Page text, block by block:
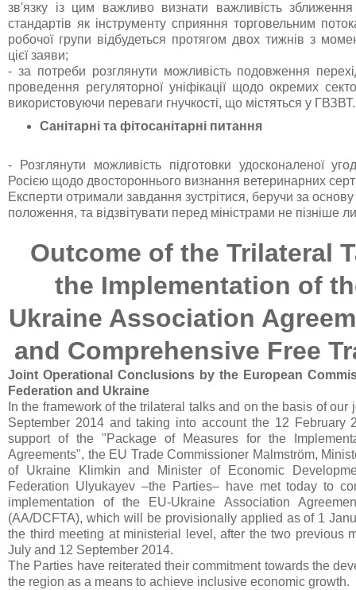
зв'язку із цим важливо визнати важливість
стандартів як інструменту сприяння торговельним
робочої групи відбудеться протягом двох тижнів з
цієї заяви;
- за потреби розглянути можливість подовження
проведення регуляторної уніфікації щодо окремих
використовуючи переваги гнучкості, що містяться у ГВЗВТ.
Санітарні та фітосанітарні питання
-
Розглянути можливість підготовки удосконаленої
Росією щодо двостороннього визнання ветеринарних
Експерти отримали завдання зустрітися, беручи за
положення, та відзвітувати перед міністрами не пізніше
Outcome of the Trilateral
the Implementation of
Ukraine Association
and Comprehensive Free
Joint Operational Conclusions by the European
Federation and Ukraine
In the framework of the trilateral talks and on the basis of our
September 2014 and taking into account the 12 February
support of the "Package of Measures for the
Agreements", the EU Trade Commissioner Malmström,
of Ukraine Klimkin and Minister of Economic
Federation Ulyukayev –the Parties– have met today to
implementation of the EU-Ukraine Association
(AA/DCFTA), which will be provisionally applied as of 1
the third meeting at ministerial level, after the two previous
July and 12 September 2014.
The Parties have reiterated their commitment towards the
the region as a means to achieve inclusive economic growth.